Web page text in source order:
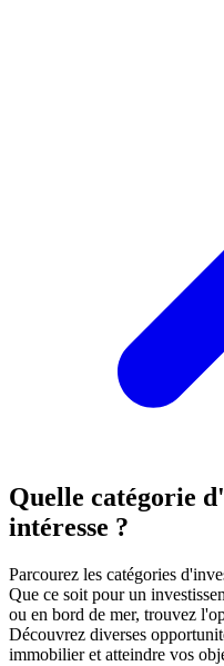
Quelle catégorie
intéresse ?
Parcourez les catégories
Que ce soit pour un
ou en bord de mer, trouvez
Découvrez diverses
immobilier et atteindre vos